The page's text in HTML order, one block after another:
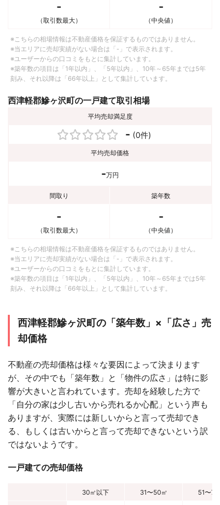
-
（取引数最大）
-
（中央値）
※こちらの相場情報は不動産価格を保証するものではありません。
※当エリアに売却実績がない場合は「-」で表示されます。
※ユーザーからの口コミをもとに集計しています。
※築年数の項目は「1年以内」、「5年以内」、10年～65年までは5年
刻み、それ以降は「66年以上」として集計しています。
西津軽郡鰺ヶ沢町の一戸建て取引相場
平均売却満足度
- (0件)
平均売却価格
-万円
間取り 築年数
-
（取引数最大）
-
（中央値）
※こちらの相場情報は不動産価格を保証するものではありません。
※当エリアに売却実績がない場合は「-」で表示されます。
※ユーザーからの口コミをもとに集計しています。
※築年数の項目は「1年以内」、「5年以内」、10年～65年までは5年
刻み、それ以降は「66年以上」として集計しています。
西津軽郡鰺ヶ沢町の「築年数」×「広さ」売
却価格
不動産の売却価格は様々な要因によって決まります
が、その中でも「築年数」と「物件の広さ」は特に影
響が大きいと言われています。売却を経験した方で
「自分の家は少し古いから売れるか心配」という声も
ありますが、実際には新しいからと言って売却でき
る、もしくは古いからと言って売却できないという訳
ではないようです。
一戸建ての売却価格
30㎡以下 31〜50㎡ 51〜70